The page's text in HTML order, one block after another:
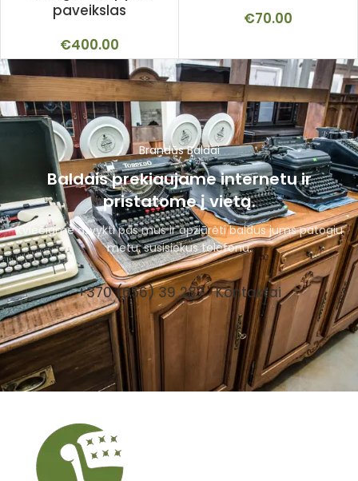
paveikslas
€400.00
€70.00
Brandūs Baldai
Baldais prekiaujame internetu ir
pristatome į vietą.
Kviečiame atvykti pas mus ir apžiūrėti baldus jums patogiu
metu, susisiekus telefonu.
+370 (656) 39 287 Kontaktai